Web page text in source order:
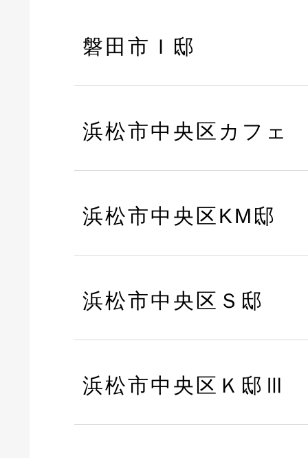
磐田市Ｉ邸
浜松市中央区カフェ
浜松市中央区KM邸
浜松市中央区Ｓ邸
浜松市中央区Ｋ邸Ⅲ